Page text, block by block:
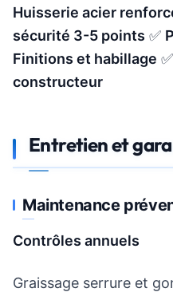
Huisserie acier
sécurité 3-5 points ✅
Finitions et habillage ✅
constructeur
Entretien et
Maintenance
Contrôles annuels
Graissage serrure et